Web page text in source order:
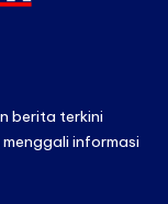
berita terkini
informasi